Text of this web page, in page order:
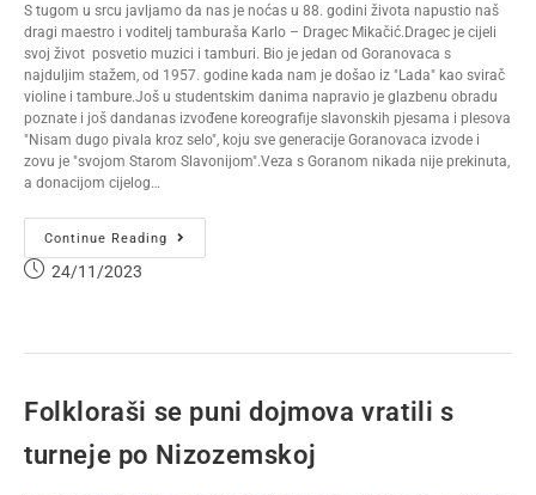
S tugom u srcu javljamo da nas je noćas u 88. godini života napustio naš
dragi maestro i voditelj tamburaša Karlo – Dragec Mikačić.Dragec je cijeli
svoj život posvetio muzici i tamburi. Bio je jedan od Goranovaca s
najduljim stažem, od 1957. godine kada nam je došao iz "Lada" kao svirač
violine i tambure.Još u studentskim danima napravio je glazbenu obradu
poznate i još dandanas izvođene koreografije slavonskih pjesama i plesova
"Nisam dugo pivala kroz selo", koju sve generacije Goranovaca izvode i
zovu je "svojom Starom Slavonijom".Veza s Goranom nikada nije prekinuta,
a donacijom cijelog…
Continue Reading
24/11/2023
Folkloraši se puni dojmova vratili s
turneje po Nizozemskoj